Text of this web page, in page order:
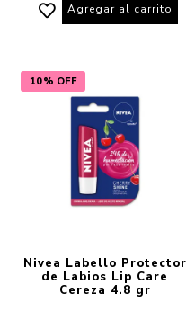
Agregar al carrito
10% OFF
Nivea Labello Protector
de Labios Lip Care
Cereza 4.8 gr